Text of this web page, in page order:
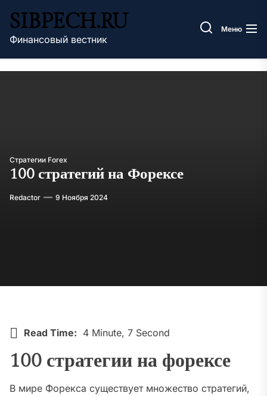
содержимому
SIBPECH.RU
Финансовый вестник
Меню
Стратегии Forex
100 стратегий на Форексе
Redactor 9 Ноября 2024
Read Time: 4 Minute, 7 Second
100 стратегии на форексе
В мире Форекса существует множество стратегий,